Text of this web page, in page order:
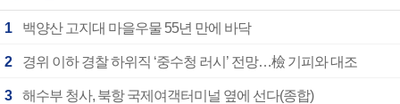
1 백양산 고지대 마을우물 55년 만에 바닥
2 경위 이하 경찰 하위직 ‘중수청 러시’ 전망…檢 기피와 대조
3 해수부 청사, 북항 국제여객터미널 옆에 선다(종합)